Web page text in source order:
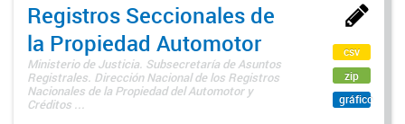
Registros Seccionales de
la Propiedad Automotor
Ministerio de Justicia. Subsecretaría de Asuntos
Registrales. Dirección Nacional de los Registros
Nacionales de la Propiedad del Automotor y
Créditos ...
csv
zip
gráfico